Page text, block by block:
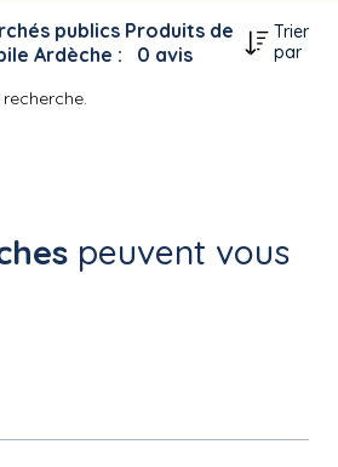
publics Produits de
Ardèche :
0 avis
Trier
par
peuvent vous